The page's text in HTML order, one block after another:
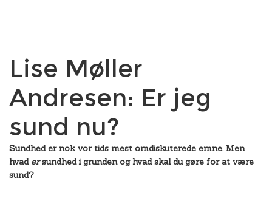
Lise Møller
Andresen: Er jeg
sund nu?
Sundhed er nok vor tids mest omdiskuterede emne. Men
hvad ersundhed i grunden og hvad skal du gøre for at være
sund?